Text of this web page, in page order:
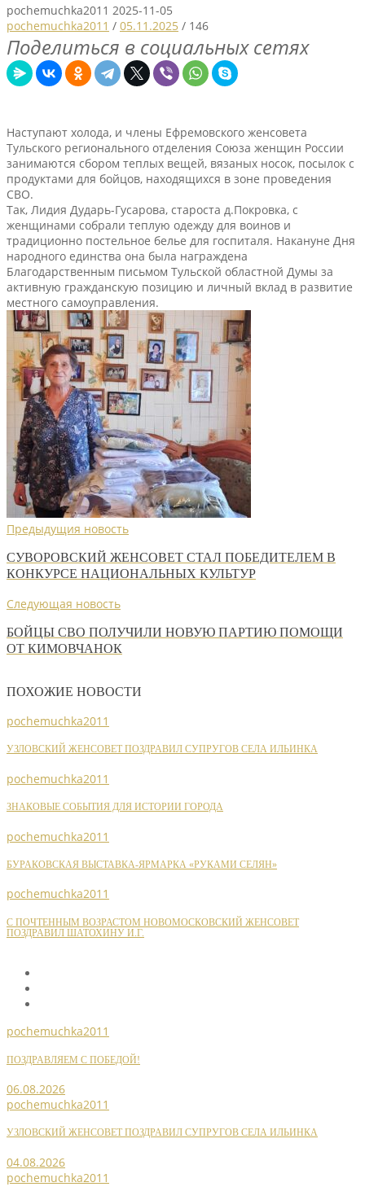
pochemuchka2011 2025-11-05
pochemuchka2011 / 05.11.2025 / 146
Поделиться в социальных сетях
Наступают холода, и члены Ефремовского женсовета
Тульского регионального отделения Союза женщин России
занимаются сбором теплых вещей, вязаных носок, посылок с
продуктами для бойцов, находящихся в зоне проведения
СВО.
Так, Лидия Дударь-Гусарова, староста д.Покровка, с
женщинами собрали теплую одежду для воинов и
традиционно постельное белье для госпиталя. Накануне Дня
народного единства она была награждена
Благодарственным письмом Тульской областной Думы за
активную гражданскую позицию и личный вклад в развитие
местного самоуправления.
Предыдущия новость
СУВОРОВСКИЙ ЖЕНСОВЕТ СТАЛ ПОБЕДИТЕЛЕМ В
КОНКУРСЕ НАЦИОНАЛЬНЫХ КУЛЬТУР
Следующая новость
БОЙЦЫ СВО ПОЛУЧИЛИ НОВУЮ ПАРТИЮ ПОМОЩИ
ОТ КИМОВЧАНОК
ПОХОЖИЕ НОВОСТИ
pochemuchka2011
УЗЛОВСКИЙ ЖЕНСОВЕТ ПОЗДРАВИЛ СУПРУГОВ СЕЛА ИЛЬИНКА
pochemuchka2011
ЗНАКОВЫЕ СОБЫТИЯ ДЛЯ ИСТОРИИ ГОРОДА
pochemuchka2011
БУРАКОВСКАЯ ВЫСТАВКА-ЯРМАРКА «РУКАМИ СЕЛЯН»
pochemuchka2011
С ПОЧТЕННЫМ ВОЗРАСТОМ НОВОМОСКОВСКИЙ ЖЕНСОВЕТ
ПОЗДРАВИЛ ШАТОХИНУ И.Г.
pochemuchka2011
ПОЗДРАВЛЯЕМ С ПОБЕДОЙ!
06.08.2026
pochemuchka2011
УЗЛОВСКИЙ ЖЕНСОВЕТ ПОЗДРАВИЛ СУПРУГОВ СЕЛА ИЛЬИНКА
04.08.2026
pochemuchka2011